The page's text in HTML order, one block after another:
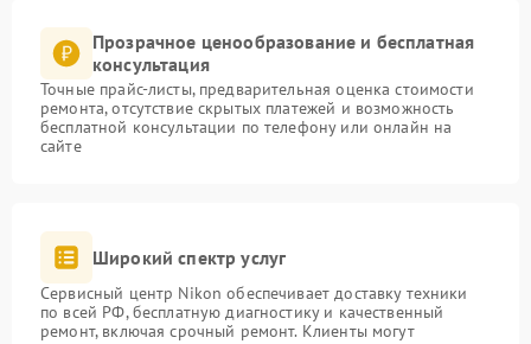
Прозрачное ценообразование и бесплатная
консультация
Точные прайс-листы, предварительная оценка стоимости
ремонта, отсутствие скрытых платежей и возможность
бесплатной консультации по телефону или онлайн на
сайте
Широкий спектр услуг
Сервисный центр Nikon обеспечивает доставку техники
по всей РФ, бесплатную диагностику и качественный
ремонт, включая срочный ремонт. Клиенты могут